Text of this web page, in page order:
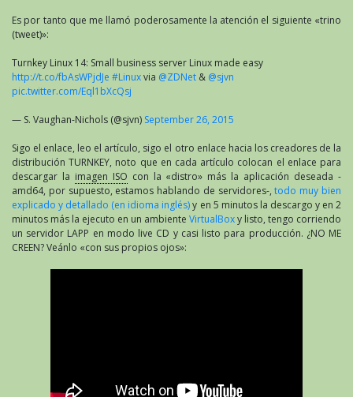
Es por tanto que me llamó poderosamente la atención el siguiente «trino
(tweet)»:
Turnkey Linux 14: Small business server Linux made easy
http://t.co/fbAsWPjdJe #Linuxvia @ZDNet & @sjvn
pic.twitter.com/Eql1bXcQsj
— S. Vaughan-Nichols (@sjvn) September 26, 2015
Sigo el enlace, leo el artículo, sigo el otro enlace hacia los creadores de la
distribución TURNKEY, noto que en cada artículo colocan el enlace para
descargar la imagen ISO con la «distro» más la aplicación deseada -
amd64, por supuesto, estamos hablando de servidores-,todo muy bien
explicado y detallado (en idioma inglés)y en 5 minutos la descargo y en 2
minutos más la ejecuto en un ambiente VirtualBoxy listo, tengo corriendo
un servidor LAPP en modo live CD y casi listo para producción. ¿NO ME
CREEN? Veánlo «con sus propios ojos»: